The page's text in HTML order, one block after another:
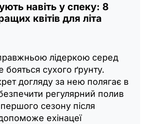
навіть у спеку: 8
квітів для літа
лідеркою серед
бояться сухого ґрунту.
догляду за нею полягає в
регулярний полив
сезону після
ехінацеї